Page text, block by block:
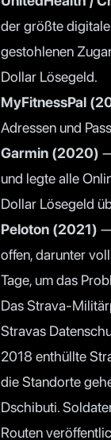
der größte
gestohlenen
Dollar Lösegeld.
MyFitnessPal
Adressen und
Garmin (2020)
und legte alle
Dollar Lösegeld
Peloton (2021) —
offen, darunter
Tage, um das
Das Strava-
Stravas
2018 enthüllte
die Standorte
Dschibuti.
Routen